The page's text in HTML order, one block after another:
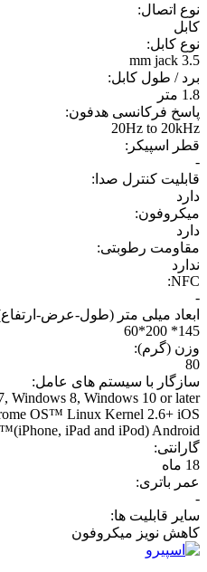
نوع اتصال:
کابل
نوع کابل:
3.5 mm jack
برد / طول کابل:
1.8 متر
پاسخ فرکانسی هدفون:
20Hz to 20kHz
قطر اسپیکر:
-
قابلیت کنترل صدا:
دارد
میکروفون:
دارد
مقاومت رطوبتی:
ندارد
NFC:
-
ابعاد میلی متر (طول-عرض-
145* 200*60
وزن (گرم):
80
سازگار با سیستم های عامل:
Windows 8, Windows 10 or later
OS™ Linux Kernel 2.6+ iOS
(iPhone, iPad and iPod) Android™
گارانتی:
18 ماه
عمر باتری:
-
سایر قابلیت ها:
کاهش نویز میکروفون